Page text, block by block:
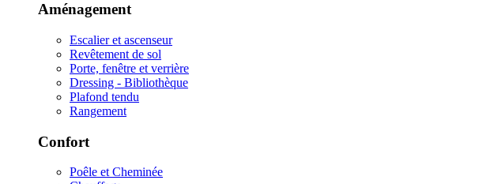
Aménagement
Escalier et ascenseur
Revêtement de sol
Porte, fenêtre et verrière
Dressing - Bibliothèque
Plafond tendu
Rangement
Confort
Poêle et Cheminée